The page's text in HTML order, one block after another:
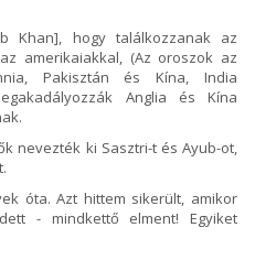
Khan], hogy találkozzanak az
amerikaiakkal, (Az oroszok az
Pakisztán és Kína, India
Anglia és Kína
nevezték ki Sasztri-t és Ayub-ot,
óta. Azt hittem sikerült, amikor
- mindkettő elment! Egyiket